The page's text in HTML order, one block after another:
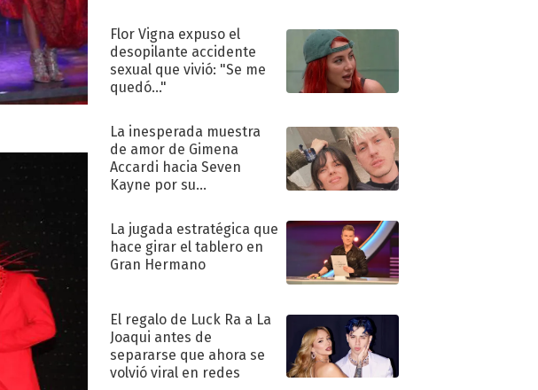
Flor Vigna expuso el
desopilante accidente
sexual que vivió: "Se me
quedó..."
La inesperada muestra
de amor de Gimena
Accardi hacia Seven
Kayne por su
La jugada estratégica que
hace girar el tablero en
Gran Hermano
El regalo de Luck Ra a La
Joaqui antes de
separarse que ahora se
volvió viral en redes